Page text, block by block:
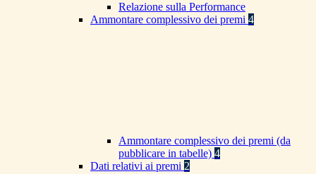
Relazione sulla Performance
Ammontare complessivo dei premi 4
Ammontare complessivo dei premi (da
pubblicare in tabelle) 4
Dati relativi ai premi 2